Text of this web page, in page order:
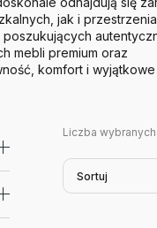
jak i
mebli premium oraz
komfort i wyjątkowe
Liczba
Sortuj